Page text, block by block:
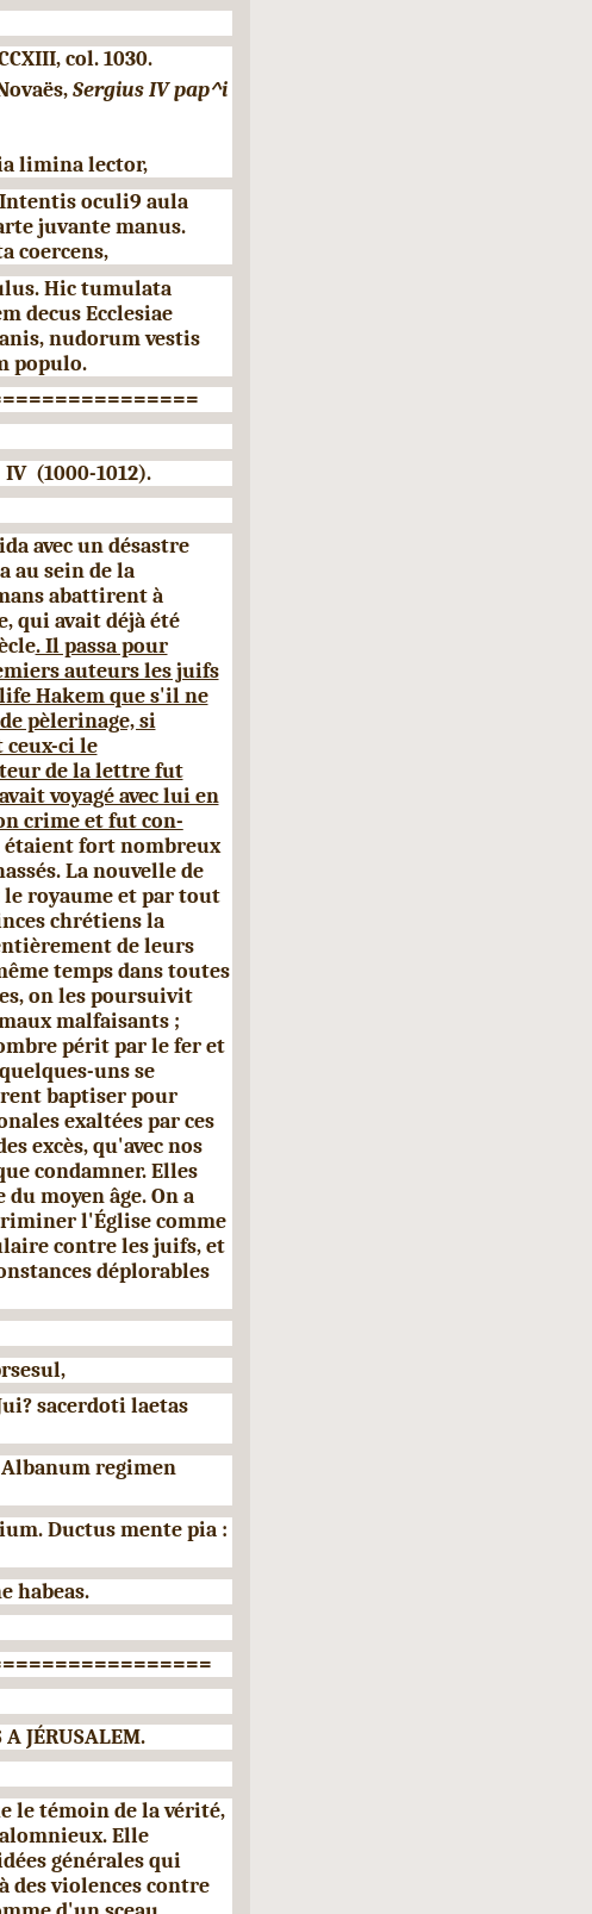
col. 1030.
SergiusIVpap^i
limina lector,
oculi9 aula
juvante manus.
coercens,
Hic tumulata
decus Ecclesiae
nudorum vestis
populo.
IV (1000-1012).
avec un désastre
au sein de la
abattirent à
qui avait déjà été
. Il passa pour
auteurs les juifs
Hakem que s'il ne
pèlerinage, si
ci le
de la lettre fut
voyagé avec lui en
crime et fut con­
fort nombreux
La nouvelle de
royaume et par tout
chrétiens la
de leurs
temps dans toutes
on les poursuivit
malfaisants ;
périt par le fer et
uns se
baptiser pour
exaltées par ces
excès, qu'avec nos
condamner. Elles
moyen âge. On a
l'Église comme
contre les juifs, et
déplorables
sacerdoti laetas
regimen
Ductus mente pia :
habeas.
A JÉRUSALEM.
le témoin de la vérité,
Elle
générales qui
des violences contre